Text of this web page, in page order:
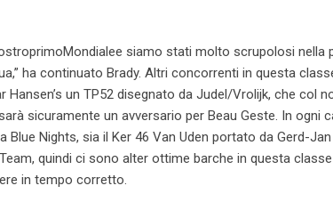
siamo stati molto scrupolosi nella
ha continuato Brady. Altri concorrenti in questa
Hansen’s un TP52 disegnato da Judel/Vrolijk, che col
sicuramente un avversario per Beau Geste. In
Blue Nights, sia il Ker 46 Van Uden portato da Gerd-
quindi ci sono alter ottime barche in questa
in tempo corretto.